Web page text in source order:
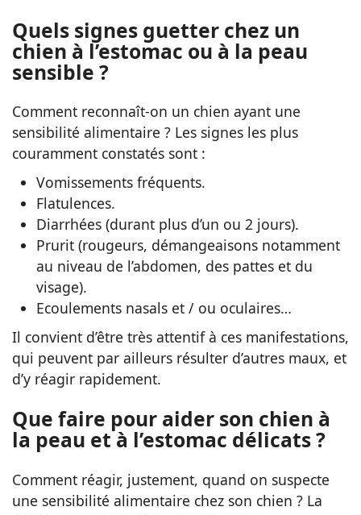
Quels signes guetter chez un
chien à l’estomac ou à la peau
sensible ?
Comment reconnaît-on un chien ayant une
sensibilité alimentaire ? Les signes les plus
couramment constatés sont :
Vomissements fréquents.
Flatulences.
Diarrhées (durant plus d’un ou 2 jours).
Prurit (rougeurs, démangeaisons notamment
au niveau de l’abdomen, des pattes et du
visage).
Ecoulements nasals et / ou oculaires…
Il convient d’être très attentif à ces manifestations,
qui peuvent par ailleurs résulter d’autres maux, et
d’y réagir rapidement.
Que faire pour aider son chien à
la peau et à l’estomac délicats ?
Comment réagir, justement, quand on suspecte
une sensibilité alimentaire chez son chien ? La